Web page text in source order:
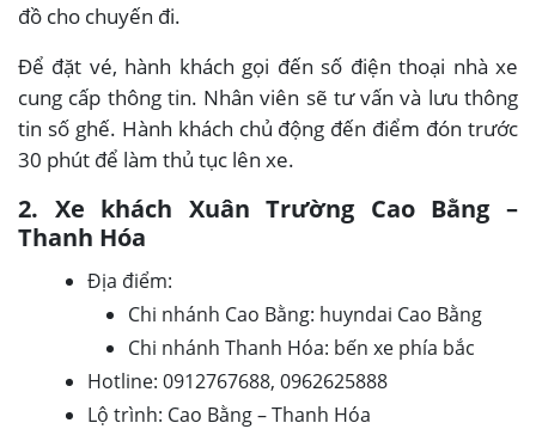
đồ cho chuyến đi.
Để đặt vé, hành khách gọi đến số điện thoại nhà xe
cung cấp thông tin. Nhân viên sẽ tư vấn và lưu thông
tin số ghế. Hành khách chủ động đến điểm đón trước
30 phút để làm thủ tục lên xe.
2. Xe khách Xuân Trường Cao Bằng –
Thanh Hóa
Địa điểm:
Chi nhánh Cao Bằng: huyndai Cao Bằng
Chi nhánh Thanh Hóa: bến xe phía bắc
Hotline: 0912767688, 0962625888
Lộ trình: Cao Bằng – Thanh Hóa